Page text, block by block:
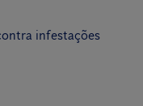
infestações